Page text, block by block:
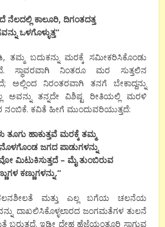
ನೆಲದಲ್ಲಿ ಕಾಲೂರಿ,ದಿಗಂತದತ್ತ
ಒಳಗೊಳ್ಳುತ್ತ”
ತಮ್ಮ ಬದುಕನ್ನು ಮರಕ್ಕೆ ಸಮೀಕರಿಸಿಕೊಂಡು
ಸ್ಥಾವರವಾಗಿ ನಿಂತರೂ ಮರ ಸುತ್ತಲಿನ
ಅಲ್ಲಿಂದ ನಿರಂತರವಾಗಿ ತನಗೆ ಬೇಕಾದ್ದನ್ನು
ಅವನ್ನು ತನ್ನದೇ ವಿಶಿಷ್ಟ ರೀತಿಯಲ್ಲಿ ಮರಳಿ
ನಂಬಿಕೆ. ಕವಿತೆ ಹೀಗೆ ಮುಂದುವರಿಯುತ್ತದೆ:
ತೂಗು ಹಾಕುತ್ತವೆ ಮರಕ್ಕೆ ತಮ್ಮ
ಜಗದ ಪಾಡುಗಳನ್ನು
ಮಿಟುಕಿಸುತ್ತದೆ – ಮೈ ತುಂಬಿರುವ
ಕಣ್ಣುಗಳನ್ನು.”
ಚಲನಶೀಲತೆ ಮತ್ತು ಎಲ್ಲ ಬಗೆಯ ಚಲನೆಯ
ದಾಖಲಿಸಿಕೊಳ್ಳಲಾರದ ಜಂಗಮತೆಗಳ ತುಲನೆ
ಬರುತ್ತದೆ. ಇಡೀ ದೇಹ ಹೆಜ್ಜೆಯಂತೂರಿ ಸಾಗುವ